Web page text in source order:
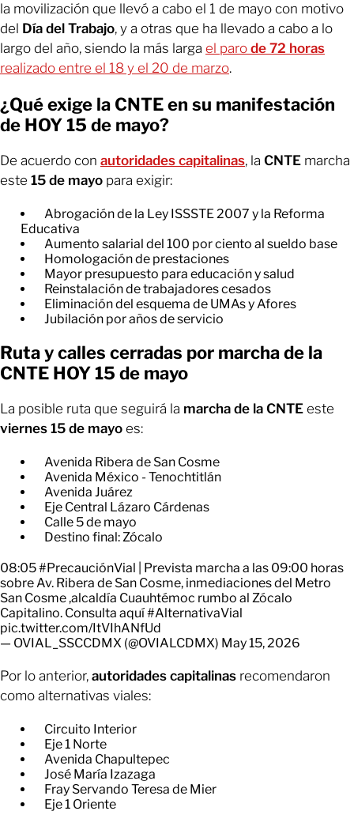
la movilización que llevó a cabo el 1 de mayo con motivo
del Día del Trabajo, y a otras que ha llevado a cabo a lo
largo del año, siendo la más larga el paro de 72 horas
realizado entre el 18 y el 20 de marzo.
¿Qué exige la CNTE en su manifestación
de HOY 15 de mayo?
De acuerdo con autoridades capitalinas, la CNTE marcha
este 15 de mayo para exigir:
Abrogación de la Ley ISSSTE 2007 y la Reforma
Educativa
Aumento salarial del 100 por ciento al sueldo base
Homologación de prestaciones
Mayor presupuesto para educación y salud
Reinstalación de trabajadores cesados
Eliminación del esquema de UMAs y Afores
Jubilación por años de servicio
Ruta y calles cerradas por marcha de la
CNTE HOY 15 de mayo
La posible ruta que seguirá la marcha de la CNTE este
viernes 15 de mayo es:
Avenida Ribera de San Cosme
Avenida México - Tenochtitlán
Avenida Juárez
Eje Central Lázaro Cárdenas
Calle 5 de mayo
Destino final: Zócalo
08:05#PrecauciónVial | Prevista marcha a las 09:00 horas
sobre Av. Ribera de San Cosme, inmediaciones del Metro
San Cosme ,alcaldía Cuauhtémoc rumbo al Zócalo
Capitalino. Consulta aquí#AlternativaVial
pic.twitter.com/ItVIhANfUd
— OVIAL_SSCCDMX (@OVIALCDMX) May 15, 2026
Por lo anterior, autoridades capitalinas recomendaron
como alternativas viales:
Circuito Interior
Eje 1 Norte
Avenida Chapultepec
José María Izazaga
Fray Servando Teresa de Mier
Eje 1 Oriente